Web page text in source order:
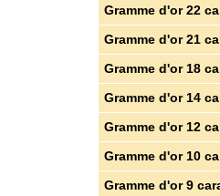
Gramme d'or 22
Gramme d'or 21
Gramme d'or 18
Gramme d'or 14
Gramme d'or 12
Gramme d'or 10
Gramme d'or 9